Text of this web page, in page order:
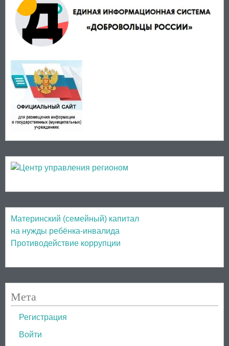
Материнский (семейный) капитал
на нужды ребёнка-инвалида
Противодействие коррупции
Мета
Регистрация
Войти